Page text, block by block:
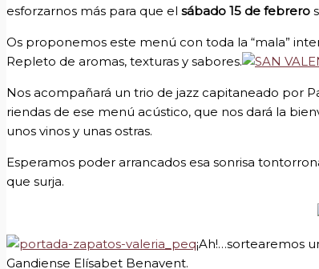
esforzarnos más para que el sábado 15 de febrero
Os proponemos este menú con toda la “mala”
Repleto de aromas, texturas y sabores.
Nos acompañará un trio de jazz capitaneado por
riendas de ese menú acústico, que nos dará la
unos vinos y unas ostras.
Esperamos poder arrancados esa sonrisa
que surja.
¡Ah!…sortearemos
Gandiense Elísabet Benavent.